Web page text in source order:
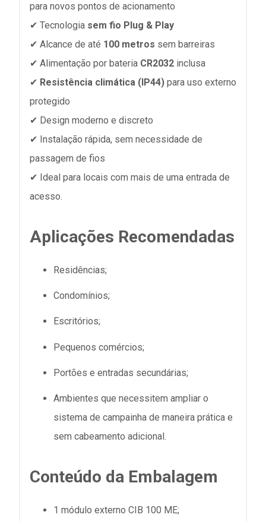
para novos pontos de acionamento
✔ Tecnologia sem fio Plug & Play
✔ Alcance de até 100 metros sem barreiras
✔ Alimentação por bateria CR2032 inclusa
✔ Resistência climática (IP44) para uso externo
protegido
✔ Design moderno e discreto
✔ Instalação rápida, sem necessidade de
passagem de fios
✔ Ideal para locais com mais de uma entrada de
acesso.
Aplicações Recomendadas
Residências;
Condomínios;
Escritórios;
Pequenos comércios;
Portões e entradas secundárias;
Ambientes que necessitem ampliar o
sistema de campainha de maneira prática e
sem cabeamento adicional.
Conteúdo da Embalagem
1 módulo externo CIB 100 ME;